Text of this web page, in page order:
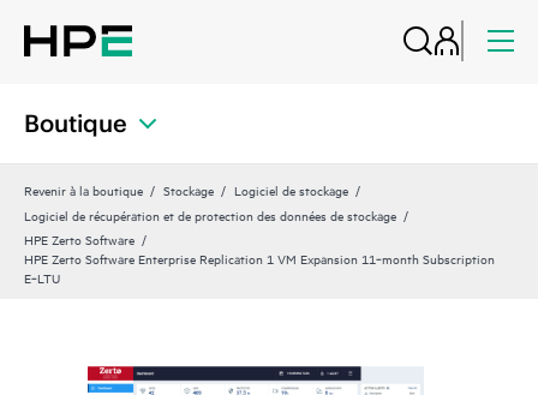
Boutique
Revenir à la boutique Stockage
Logiciel de stockage
Logiciel de récupération et de protection des données de stockage
HPE Zerto Software
HPE Zerto Software Enterprise Replication 1 VM Expansion 11‑month Subscription
E‑LTU